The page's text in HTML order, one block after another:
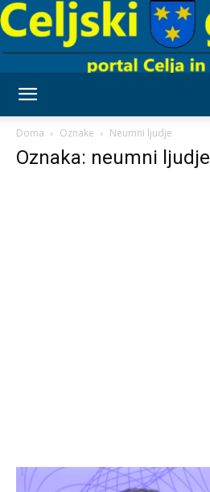
Doma Oznake Neumni ljudje
Oznaka: neumni ljudje